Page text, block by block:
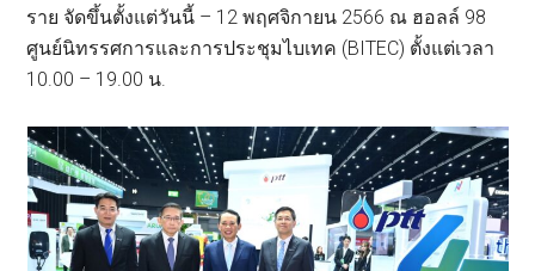
ราย จัดขึ้นตั้งแต่วันนี้ – 12 พฤศจิกายน 2566 ณ ฮอลล์ 98
ศูนย์นิทรรศการและการประชุมไบเทค (BITEC) ตั้งแต่เวลา
10.00 – 19.00 น.